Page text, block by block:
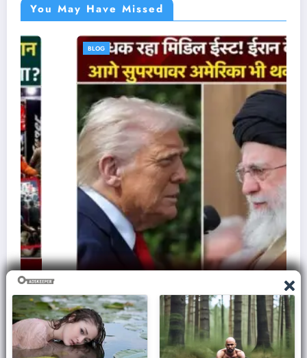
You May Have Missed
BLOG
ज़मीन पर आक्रमण करने से क्यों घबराती है अमेरिकी सेना,
समझिए असली वजह..
March 7, 2026 Admin